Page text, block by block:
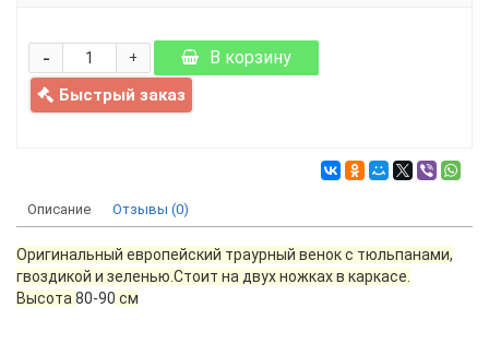
+
- В корзину
Быстрый заказ
Описание Отзывы (0)
Оригинальный европейский траурный венок с тюльпанами,
гвоздикой и зеленью.Стоит на двух ножках в каркасе.
Высота 80-90 см